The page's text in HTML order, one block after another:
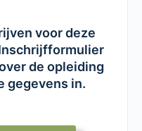
voor deze
de opleiding
gegevens in.